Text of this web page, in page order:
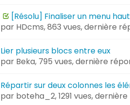
[Résolu] Finaliser un menu
par HDcms, 863 vues, dernière
Lier plusieurs blocs entre eux
par Beka, 795 vues, dernière
Répartir sur deux colonnes les
par boteha_2, 1291 vues,